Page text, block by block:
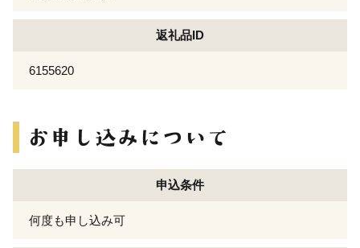
返礼品ID
6155620
申込条件
何度も申し込み可